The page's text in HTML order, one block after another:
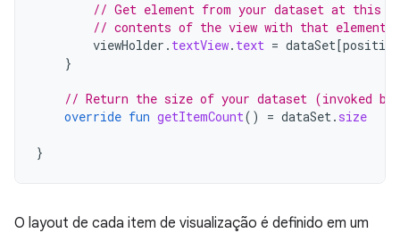
// Get element from your dataset at this
// contents of the view with that element
viewHolder . textView. text = dataSet[position
}
// Return the size of your dataset (invoked by
override fun getItemCount() = dataSet. size
}
O layout de cada item de visualização é definido em um